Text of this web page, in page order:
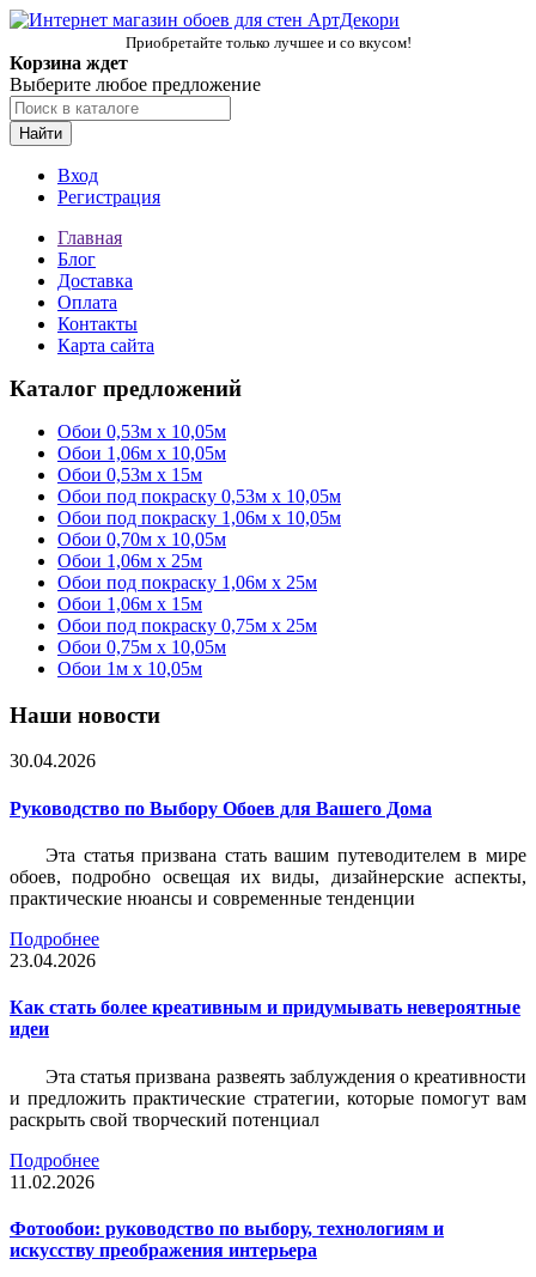
Приобретайте только лучшее и со вкусом!
Корзина ждет
Выберите любое предложение
Найти
Вход
Регистрация
Главная
Блог
Доставка
Оплата
Контакты
Карта сайта
Каталог предложений
Обои 0,53м x 10,05м
Обои 1,06м х 10,05м
Обои 0,53м x 15м
Обои под покраску 0,53м x 10,05м
Обои под покраску 1,06м х 10,05м
Обои 0,70м x 10,05м
Обои 1,06м x 25м
Обои под покраску 1,06м x 25м
Обои 1,06м x 15м
Обои под покраску 0,75м x 25м
Обои 0,75м x 10,05м
Обои 1м х 10,05м
Наши новости
30.04.2026
Руководство по Выбору Обоев для Вашего Дома
Эта статья призвана стать вашим путеводителем в мире
обоев, подробно освещая их виды, дизайнерские аспекты,
практические нюансы и современные тенденции
Подробнее
23.04.2026
Как стать более креативным и придумывать невероятные
идеи
Эта статья призвана развеять заблуждения о креативности
и предложить практические стратегии, которые помогут вам
раскрыть свой творческий потенциал
Подробнее
11.02.2026
Фотообои: руководство по выбору, технологиям и
искусству преображения интерьера